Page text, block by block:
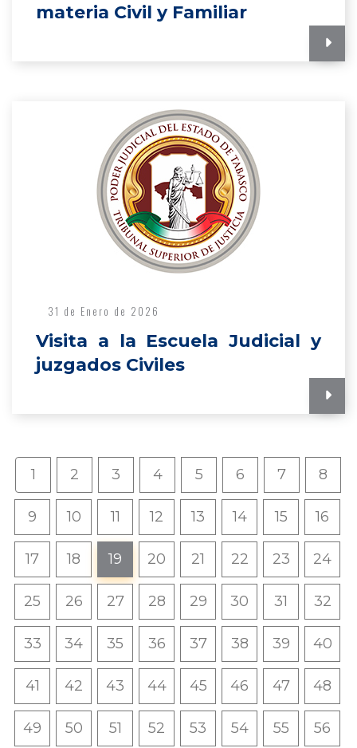
materia Civil y Familiar
31 de Enero de 2026
Visita a la Escuela Judicial y
juzgados Civiles
1 2 3 4 5 6 7 8
9 10 11 12 13 14 15 16
17 18 19 20 21 22 23 24
25 26 27 28 29 30 31 32
33 34 35 36 37 38 39 40
41 42 43 44 45 46 47 48
49 50 51 52 53 54 55 56